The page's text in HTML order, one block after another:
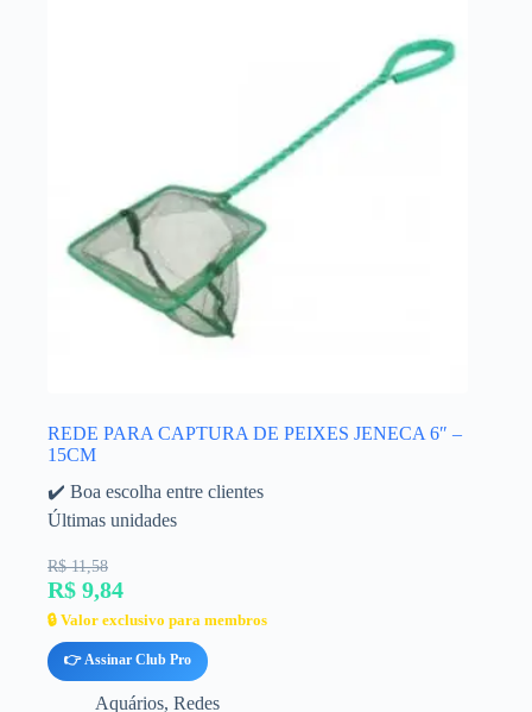
REDE PARA CAPTURA DE PEIXES JENECA 6″ –
15CM
✔️ Boa escolha entre clientes
Últimas unidades
R$ 11,58
R$ 9,84
🔒 Valor exclusivo para membros
👉 Assinar Club Pro
Aquários, Redes